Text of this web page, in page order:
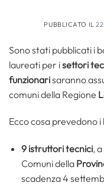
PUBBLICATO IL
Sono stati pubblicati i
laureati per isettori
funzionarisaranno
comuni della Regione
Ecco cosa prevedono i
9 istruttori tecnici,
Comuni della
scadenza 4